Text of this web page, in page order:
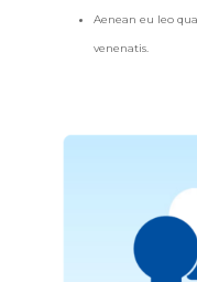
Aenean eu leo
venenatis.